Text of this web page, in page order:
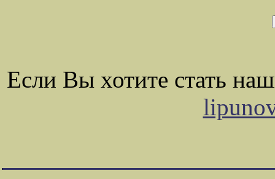
Если Вы хотите стать